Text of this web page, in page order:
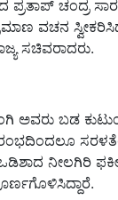
ಚಂದ್ರ
ವಚನ
ಸಚಿವರಾದರು.
ಅವರು ಬಡ
ಒಡಿಶಾದ ನೀಲಗಿರಿ